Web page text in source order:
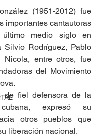
importantes cantautoras
último medio siglo en
Silvio Rodríguez, Pablo
Nicola, entre otros, fue
del Movimiento
cubana, expresó su
otros pueblos que
liberación nacional.